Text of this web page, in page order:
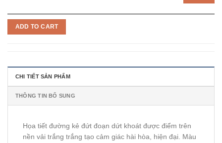
ADD TO CART
CHI TIẾT SẢN PHẨM
THÔNG TIN BỔ SUNG
Họa tiết đường kẻ đứt đoạn dứt khoát được điểm trên
nền vải trắng trắng tạo cảm giác hài hòa, hiện đại. Màu